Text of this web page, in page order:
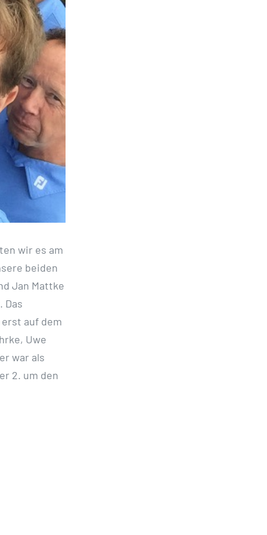
wir es am
beiden
Jan Mattke
Das
auf dem
Uwe
war als
2. um den